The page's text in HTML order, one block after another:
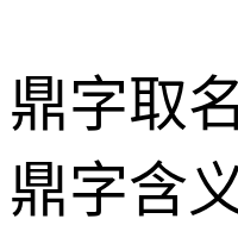
鼎字取
鼎字含